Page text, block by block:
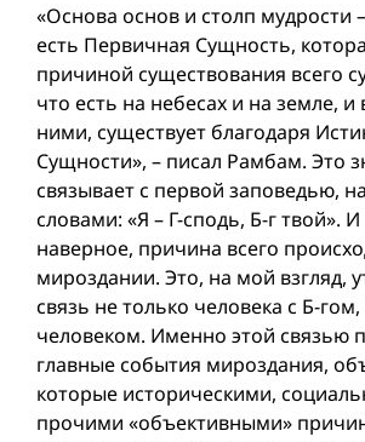
«Основа основ и столп мудрости
есть Первичная Сущность,
причиной существования всего
что есть на небесах и на земле,
ними, существует благодаря
Сущности», – писал Рамбам. Это
связывает с первой заповедью,
словами: «Я – Г-сподь, Б-г твой».
наверное, причина всего
мироздании. Это, на мой взгляд,
связь не только человека с Б-гом,
человеком. Именно этой связью
главные события мироздания,
которые историческими,
прочими «объективными»